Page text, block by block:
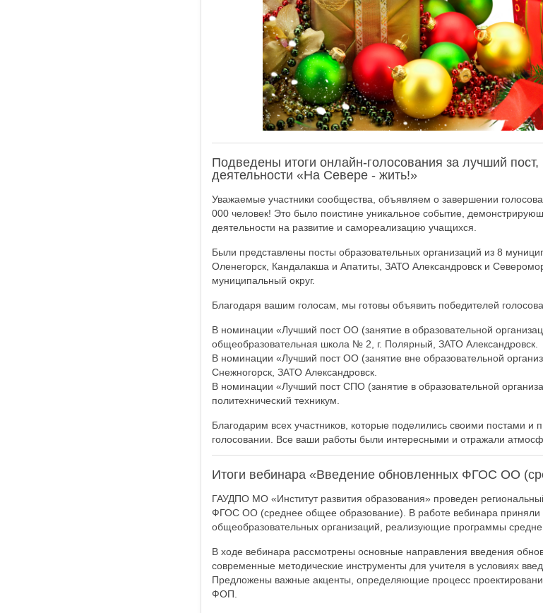
Подведены итоги онлайн-голосования за лучший
деятельности «На Севере - жить!»
Уважаемые участники сообщества, объявляем о завершении
000 человек! Это было поистине уникальное событие,
деятельности на развитие и самореализацию учащихся.
Были представлены посты образовательных организаций из 8
Оленегорск, Кандалакша и Апатиты, ЗАТО Александровск и
муниципальный округ.
Благодаря вашим голосам, мы готовы объявить победителей
В номинации «Лучший пост ОО (занятие в образовательной
общеобразовательная школа № 2, г. Полярный, ЗАТО Александровск.
В номинации «Лучший пост ОО (занятие вне образовательной
Снежногорск, ЗАТО Александровск.
В номинации «Лучший пост СПО (занятие в образовательной
политехнический техникум.
Благодарим всех участников, которые поделились своими постами и
голосовании. Все ваши работы были интересными и отражали
Итоги вебинара «Введение обновленных ФГОС ОО
ГАУДПО МО «Институт развития образования» проведен
ФГОС ОО (среднее общее образование). В работе вебинара приняли
общеобразовательных организаций, реализующие программы
В ходе вебинара рассмотрены основные направления введения
современные методические инструменты для учителя в условиях
Предложены важные акценты, определяющие процесс
ФОП.